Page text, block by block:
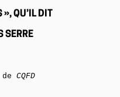
QU’IL DIT
SERRE
CQFD